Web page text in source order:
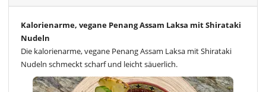
Kalorienarme, vegane Penang Assam Laksa mit Shirataki
Nudeln
Die kalorienarme, vegane Penang Assam Laksa mit Shirataki
Nudeln schmeckt scharf und leicht säuerlich.